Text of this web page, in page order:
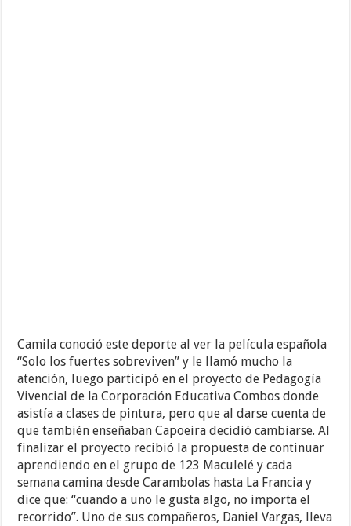
Camila conoció este deporte al ver la película española
“Solo los fuertes sobreviven” y le llamó mucho la
atención, luego participó en el proyecto de Pedagogía
Vivencial de la Corporación Educativa Combos donde
asistía a clases de pintura, pero que al darse cuenta de
que también enseñaban Capoeira decidió cambiarse. Al
finalizar el proyecto recibió la propuesta de continuar
aprendiendo en el grupo de 123 Maculelé y cada
semana camina desde Carambolas hasta La Francia y
dice que: “cuando a uno le gusta algo, no importa el
recorrido”. Uno de sus compañeros, Daniel Vargas, lleva